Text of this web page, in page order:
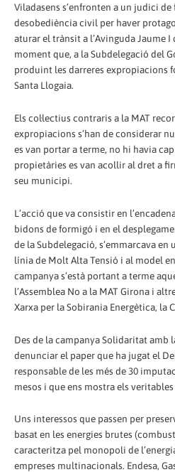
Viladasens s’enfronten a un judici de
desobediència civil per haver
aturar el trànsit a l’Avinguda Jaume I
moment que, a la Subdelegació del
produint les darreres expropiacions
Santa Llogaia.
Els col·lectius contraris a la MAT
expropiacions s’han de considerar
es van portar a terme, no hi havia
propietàries es van acollir al dret a
seu municipi.
L’acció que va consistir en
bidons de formigó i en el
de la Subdelegació, s’emmarcava en
línia de Molt Alta Tensió i al model
campanya s’està portant a terme
l’Assemblea No a la MAT Girona i
Xarxa per la Sobirania Energètica, la
Des de la campanya Solidaritat amb
denunciar el paper que ha jugat el
responsable de les més de 30
mesos i que ens mostra els
Uns interessos que passen per
basat en les energies brutes
caracteritza pel monopoli de
empreses multinacionals. Endesa,